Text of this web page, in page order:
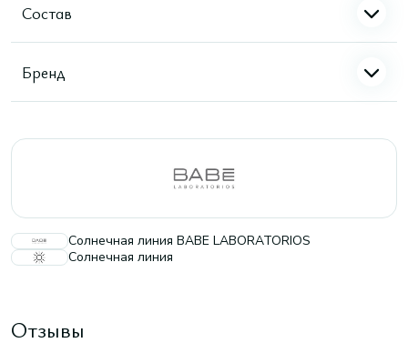
Состав
Бренд
Солнечная линия BABE LABORATORIOS
Солнечная линия
Отзывы